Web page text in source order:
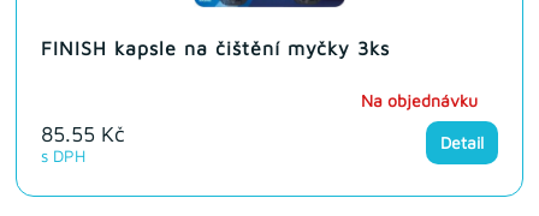
FINISH kapsle na čištění myčky 3ks
85.55 Kč
s DPH
Na objednávku
Detail